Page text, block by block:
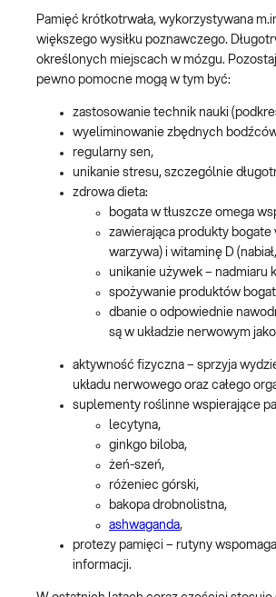
Pamięć krótkotrwała, wykorzystywana
większego wysiłku poznawczego.
określonych miejscach w mózgu.
pewno pomocne mogą w tym być:
zastosowanie technik nauki
wyeliminowanie zbędnych
regularny sen,
unikanie stresu, szczególnie
zdrowa dieta:
bogata w tłuszcze omega
zawierająca produkty bogate
warzywa) i witaminę D
unikanie używek – nadmiaru
spożywanie produktów
dbanie o odpowiednie
są w układzie nerwowym
aktywność fizyczna – sprzyja
układu nerwowego oraz całego
suplementy roślinne wspierające
lecytyna,
ginkgo biloba,
żeń-szeń,
różeniec górski,
bakopa drobnolistna,
ashwaganda,
protezy pamięci – rutyny
informacji.